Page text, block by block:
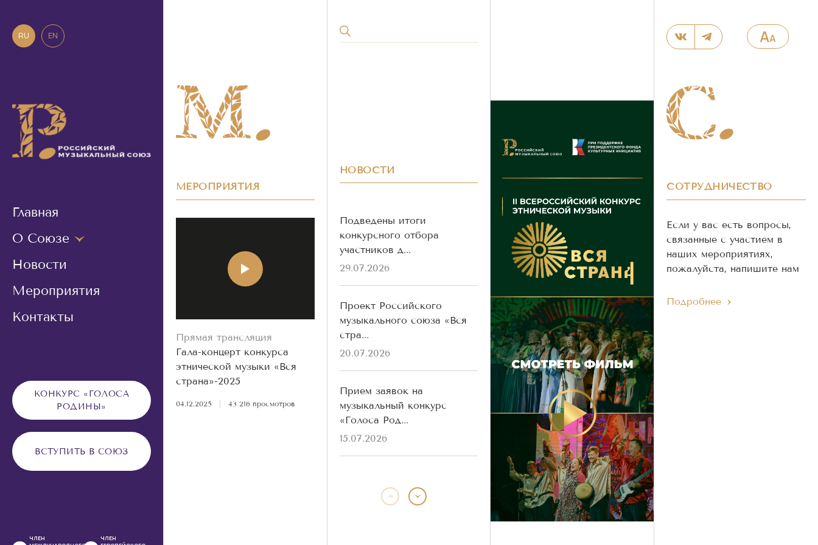
RU EN
Главная
О Союзе
Новости
Мероприятия
Контакты
КОНКУРС «ГОЛОСА
РОДИНЫ»
ВСТУПИТЬ В СОЮЗ
ЧЛЕН
ЧЛЕН
МЕРОПРИЯТИЯ
Прямая трансляция
Гала-концерт конкурса
этнической музыки «Вся
страна»-2025
04.12.2025 43 216 просмотров
НОВОСТИ
Подведены итоги
конкурсного отбора
участников д...
29.07.2026
Проект Российского
музыкального союза «Вся
стра...
20.07.2026
Прием заявок на
музыкальный конкурс
«Голоса Род...
15.07.2026
«Голоса Родины» разных
СОТРУДНИЧЕСТВО
Если у вас есть вопросы,
связанные с участием в
наших мероприятиях,
пожалуйста, напишите нам
Подробнее